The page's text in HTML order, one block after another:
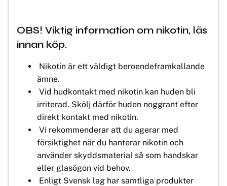
OBS! Viktig information om nikotin, läs
innan köp.
Nikotin är ett väldigt beroendeframkallande
ämne.
Vid hudkontakt med nikotin kan huden bli
irriterad. Skölj därför huden noggrant efter
direkt kontakt med nikotin.
Vi rekommenderar att du agerar med
försiktighet när du hanterar nikotin och
använder skyddsmaterial så som handskar
eller glasögon vid behov.
Enligt Svensk lag har samtliga produkter